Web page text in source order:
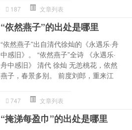
187 文章列表
“依然燕子”的出处是哪里
“依然燕子”出自清代徐灿的《永遇乐·舟
中感旧》。 “依然燕子”全诗 《永遇乐·
舟中感旧》 清代 徐灿 无恙桃花，依然
燕子，春景多别。 前度刘郎，重来江
747 文章列表
“掩涕每盈巾”的出处是哪里